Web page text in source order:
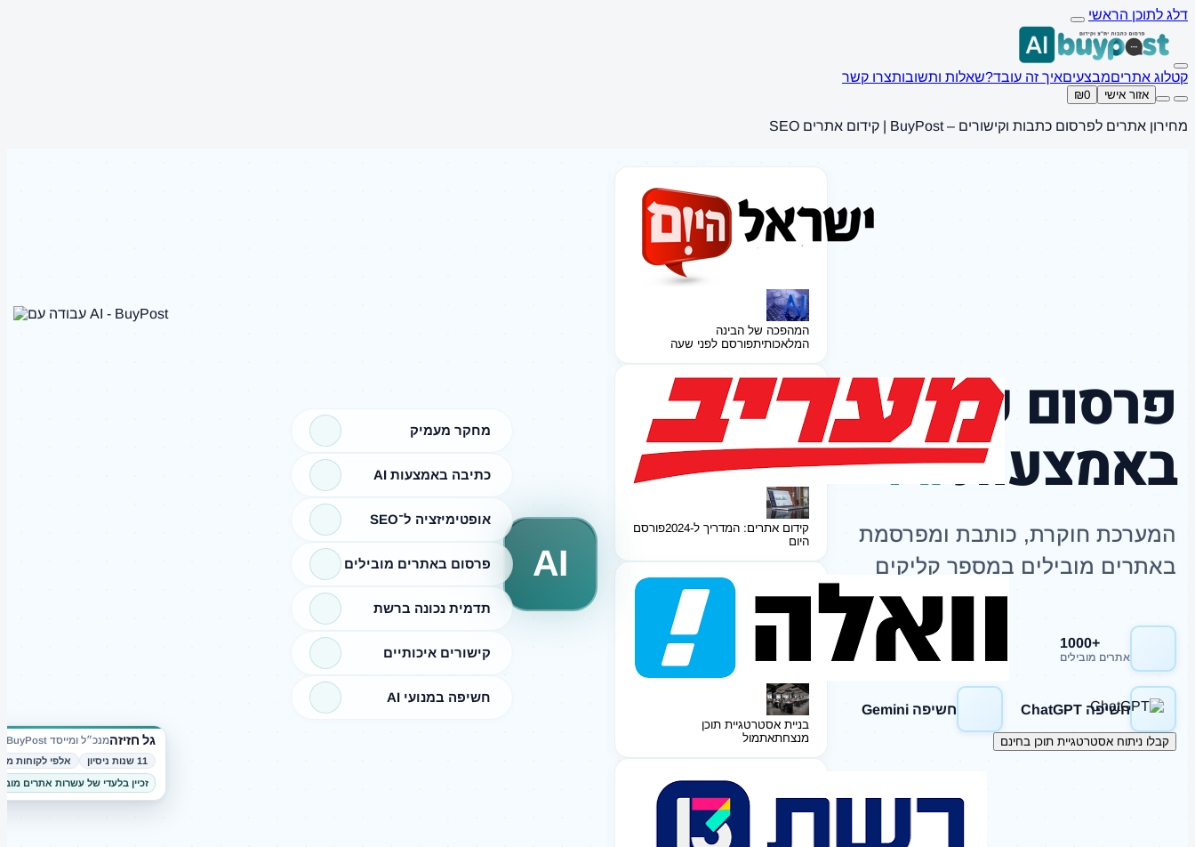
דלג לתוכן הראשי
קטלוג אתריםמבצעיםאיך זה עובד?שאלות ותשובותצרו קשר
אזור אישי ₪0
מחירון אתרים לפרסום כתבות וקישורים – BuyPost | קידום אתרים SEO
גל חזיזהמנכ״ל ומייסד BuyPost
11 שנות ניסיון
אלפי לקוחות
זכיין בלעדי של עשרות אתרים
מחקר מעמיק
כתיבה באמצעות AI
אופטימיזציה ל־SEO
פרסום באתרים מובילים
תדמית נכונה ברשת
קישורים איכותיים
חשיפה במנועי AI
AI
המהפכה של הבינה
המלאכותיתפורסם לפני שעה
קידום אתרים: המדריך ל-2024
פורסם
היום
בניית אסטרטגיית תוכן
מנצחתאתמול
פרסום כתבות
באמצעותAI
המערכת חוקרת, כותבת ומפרסמת
באתרים מובילים במספר קליקים
+1000
אתרים מובילים
חשיפה Google
חשיפה ChatGPT חשיפה Gemini
קבלו ניתוח אסטרטגיית תוכן בחינם